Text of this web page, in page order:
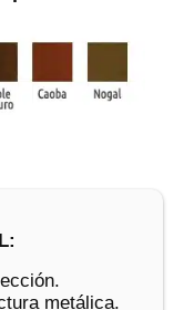
metálica.